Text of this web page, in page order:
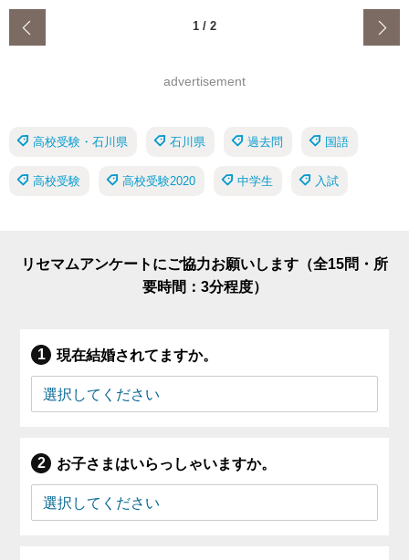
1 / 2
advertisement
高校受験・石川県 石川県 過去問 国語
高校受験 高校受験2020 中学生 入試
リセマムアンケートにご協力お願いします（全15問・所
要時間：3分程度）
現在結婚されてますか。
お子さまはいらっしゃいますか。